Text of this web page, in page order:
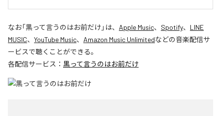
なお「黒って言うのはお前だけ」は、 Apple Music、 Spotify、 LINE
MUSIC、 YouTube Music、 Amazon Music Unlimitedなどの音楽配信サ
ービスで聴くことができる。
各配信サービス： 黒って言うのはお前だけ